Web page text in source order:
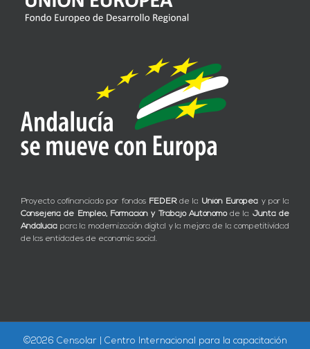
Proyecto cofinanciado por fondos FEDERde la Unión Europea y por la
Consejería de Empleo, Formación y Trabajo Autónomode la Junta de
Andalucía para la modernización digital y la mejora de la competitividad
de las entidades de economía social.
©2026 Censolar | Centro Internacional para la capacitación